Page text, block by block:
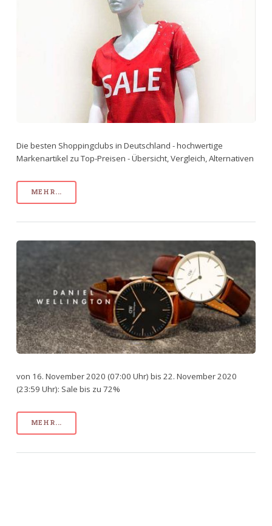
Die besten Shoppingclubs in Deutschland - hochwertige
Markenartikel zu Top-Preisen - Übersicht, Vergleich, Alternativen
MEHR...
von 16. November 2020 (07:00 Uhr) bis 22. November 2020
(23:59 Uhr): Sale bis zu 72%
MEHR...